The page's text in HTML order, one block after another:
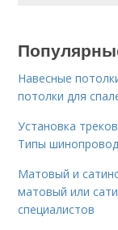
Навесные
потолки для
Установка
Типы
Матовый и
матовый или
специалистов